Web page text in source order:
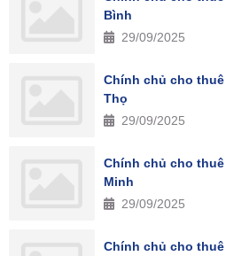
Bình
29/09/2025
Chính chủ cho
Thọ
29/09/2025
Chính chủ cho
Minh
29/09/2025
Chính chủ cho